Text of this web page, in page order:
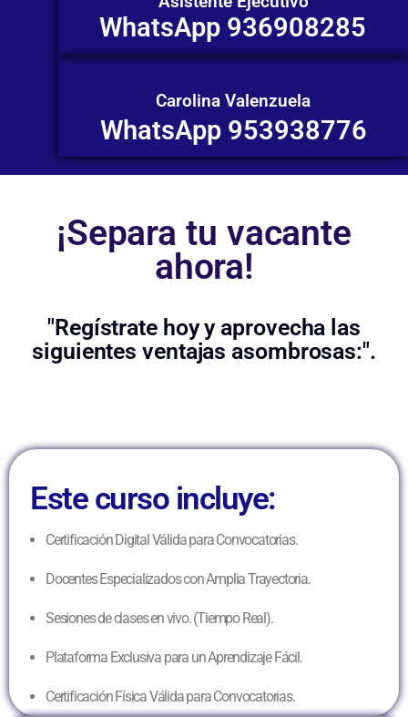
WhatsApp 936908285
Carolina Valenzuela
WhatsApp 953938776
¡Separa tu vacante
ahora!
"Regístrate hoy y aprovecha las
siguientes ventajas asombrosas:".
Este curso incluye:
Certificación Digital Válida para Convocatorias.
Docentes Especializados con Amplia Trayectoria.
Sesiones de clases en vivo. (Tiempo Real).
Plataforma Exclusiva para un Aprendizaje Fácil.
Certificación Física Válida para Convocatorias.